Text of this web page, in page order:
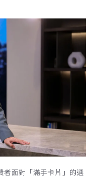
者面對「滿手卡片」的選